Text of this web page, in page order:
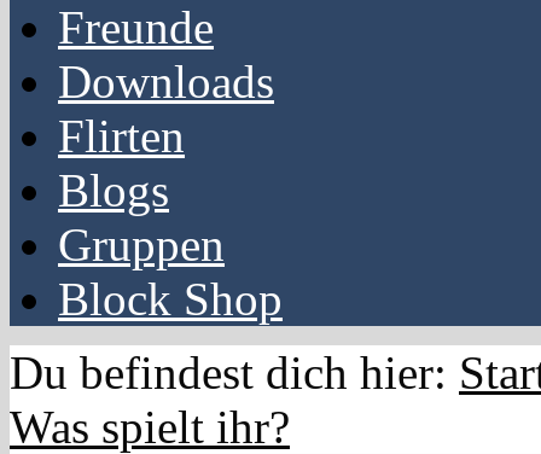
Freunde
Downloads
Flirten
Blogs
Gruppen
Block Shop
Du befindest dich hier:
Was spielt ihr?